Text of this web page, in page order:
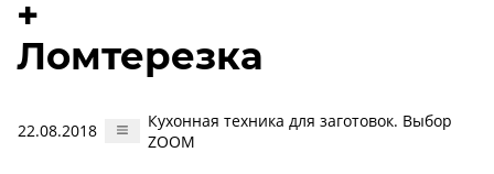
+
Ломтерезка
22.08.2018
Кухонная техника для заготовок. Выбор
ZOOM